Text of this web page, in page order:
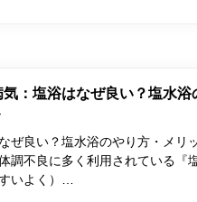
気：塩浴はなぜ良い？塩水
ぜ良い？塩水浴のやり方・メリ
調不良に多く利用されている『
すいよく）…